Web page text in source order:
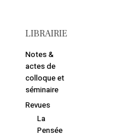
LIBRAIRIE
Notes &
actes de
colloque et
séminaire
Revues
La
Pensée